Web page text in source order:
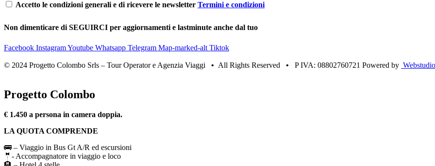
Accetto le condizioni generali e di ricevere le newsletter Termini e condizioni
Non dimenticare di SEGUIRCI per aggiornamenti e lastminute anche dal tuo
Facebook InstagramYoutube Whatsapp Telegram Map-marked-alt Tiktok
© 2024 Progetto Colombo Srls – Tour Operator e Agenzia Viaggi • All Rights Reserved • P IVA: 08802760721 Powered by
Progetto Colombo
€ 1.450 a persona in camera doppia.
LA QUOTA COMPRENDE
🚌 – Viaggio in Bus Gt A/R ed escursioni
🤵- Accompagnatore in viaggio e loco